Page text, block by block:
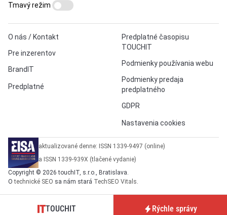
O nás / Kontakt
Pre inzerentov
BrandIT
Predplatné
Predplatné časopisu
TOUCHIT
Podmienky používania webu
Podmienky predaja
predplatného
GDPR
Nastavenia cookies
Tmavý režim
aktualizované denne: ISSN 1339-9497 (online)
a ISSN 1339-939X (tlačené vydanie)
Copyright © 2026 touchIT, s.r.o., Bratislava.
Otechnické SEO sa nám stará TechSEO Vitals.
TOUCHIT Rýchle správy